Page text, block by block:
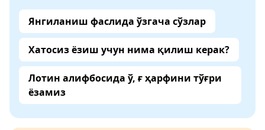
Янгиланиш фаслида ўзгача сўзлар
Хатосиз ёзиш учун нима қилиш керак?
Лотин алифбосида ў, ғ ҳарфини тўғри
ёзамиз